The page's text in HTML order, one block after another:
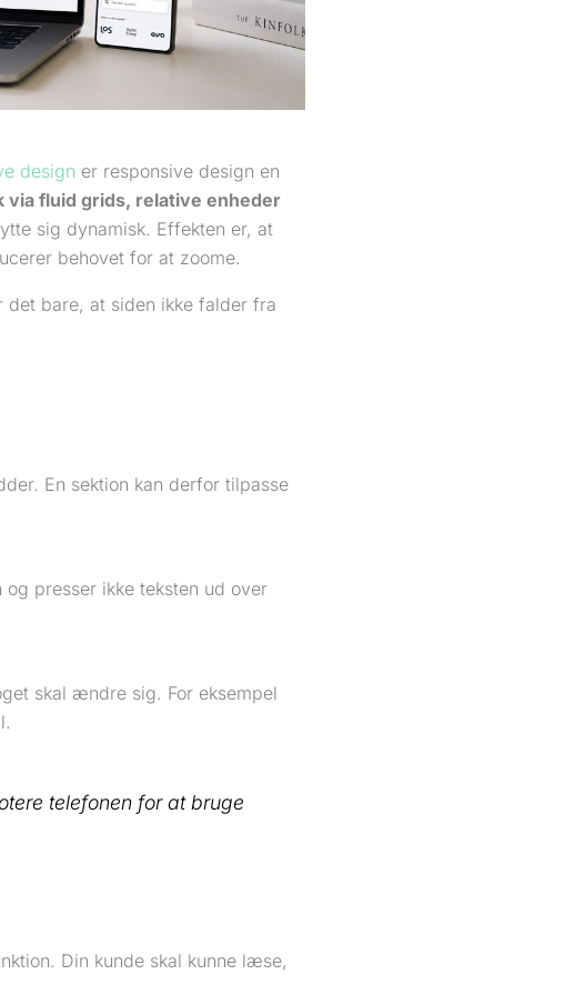
design er responsive design en
via fluid grids, relative enheder
sig dynamisk. Effekten er, at
behovet for at zoome.
det bare, at siden ikke falder fra
En sektion kan derfor tilpasse
presser ikke teksten ud over
skal ændre sig. For eksempel
telefonen for at bruge
Din kunde skal kunne læse,